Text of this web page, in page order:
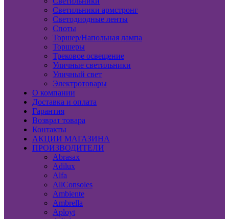
Светильники армстронг
Светодиодные ленты
Споты
Торшер/Напольная лампа
Торшеры
Трековое освещение
Уличные светильники
Уличный свет
Электротовары
О компании
Доставка и оплата
Гарантия
Возврат товара
Контакты
АКЦИИ МАГАЗИНА
ПРОИЗВОДИТЕЛИ
Abrasax
Adilux
Alfa
AllConsoles
Ambiente
Ambrella
Aployt